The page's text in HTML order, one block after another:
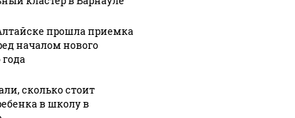
прошла приемка
началом нового
сколько стоит
в школу в